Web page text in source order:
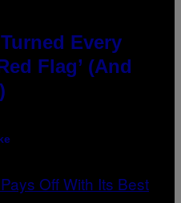
Every
Flag’ (And